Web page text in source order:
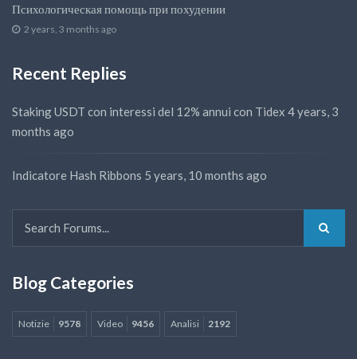
Психологическая помощь при похудении
2 years, 3 months ago
Recent Replies
Staking USDT con interessi del 12% annui con Tidex 4 years, 3
months ago
Indicatore Hash Ribbons 5 years, 10 months ago
Blog Categories
Notizie 9578 Video 9456 Analisi 2192